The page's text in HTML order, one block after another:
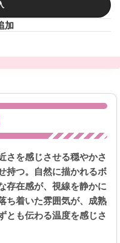
加
さを感じさせる穏やかさ
持つ。自然に描かれるボ
存在感が、視線を静かに
ち着いた雰囲気が、成熟
とも伝わる温度を感じさ